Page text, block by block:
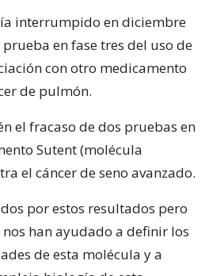
interrumpido en diciembre
en fase tres del uso de
con otro medicamento
de pulmón.
el fracaso de dos pruebas en
Sutent (molécula
el cáncer de seno avanzado.
por estos resultados pero
han ayudado a definir los
de esta molécula y a